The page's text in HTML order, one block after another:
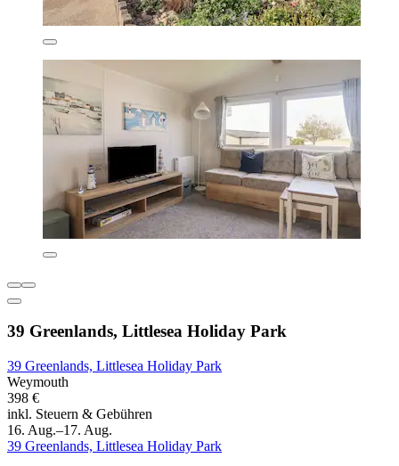
39 Greenlands, Littlesea Holiday Park
39 Greenlands, Littlesea Holiday Park
Weymouth
398 €
inkl. Steuern & Gebühren
16. Aug.–17. Aug.
39 Greenlands, Littlesea Holiday Park